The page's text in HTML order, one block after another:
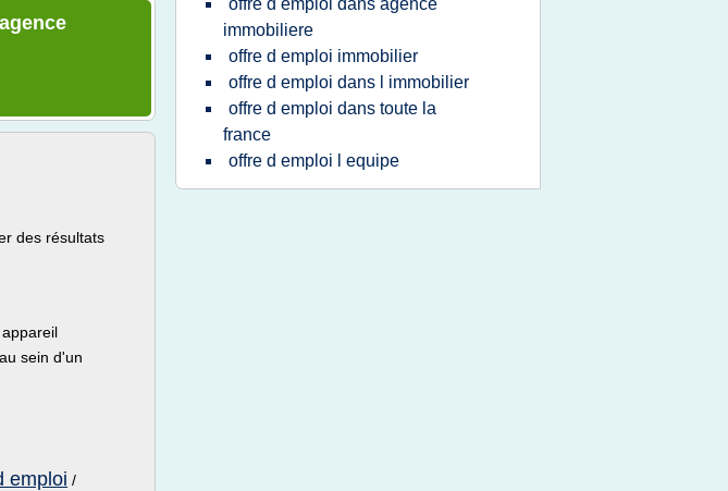
des résultats
sein d'un
emploi /
offre d emploi dans agence
immobiliere
offre d emploi immobilier
offre d emploi dans l immobilier
offre d emploi dans toute la
france
offre d emploi l equipe